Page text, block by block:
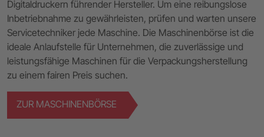
Digitaldruckern führender Hersteller. Um eine reibungslose
Inbetriebnahme zu gewährleisten, prüfen und warten unsere
Servicetechniker jede Maschine. Die Maschinenbörse ist die
ideale Anlaufstelle für Unternehmen, die zuverlässige und
leistungsfähige Maschinen für die Verpackungsherstellung
zu einem fairen Preis suchen.
ZUR MASCHINENBÖRSE